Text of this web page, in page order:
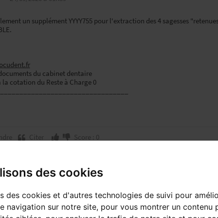
des cookies
des cookies et d'autres technologies de suivi pour
navigation sur notre site, pour vous montrer un contenu
un supplément YYYY755 pour l'extraction des 4 sagesses
du cabinet dentaire
la cotation du Reste à Charge 0
Citer Score : 0
Dazic
ça marche?